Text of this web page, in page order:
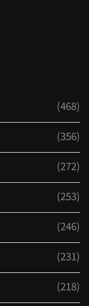
(468)
(356)
(272)
(253)
(246)
(231)
(218)